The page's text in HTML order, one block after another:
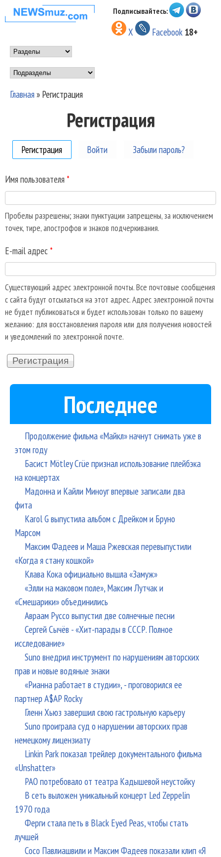
Перейти к основному
содержанию
НОВОСТИ
МУЗЫКИ И
ШОУ БИЗНЕСА
NEWSMUZ.COM
Подписывайтесь:
X Facebook 18+
Main menu
Подразделы
Главная» Регистрация
Регистрация
Регистрация (активная вкладка)
Войти Забыли пароль?
Имя пользователя *
Пробелы разрешены; знаки пунктуации запрещены, за исключением
точек, тире, апострофов и знаков подчеркивания.
E-mail адрес *
Существующий адрес электронной почты. Все почтовые сообщения
с сайта будут отсылаться на этот адрес. Адрес электронной почты
не будет публиковаться и будет использован только по вашему
желанию: для восстановления пароля или для получения новостей
и уведомлений по электронной почте.
Последнее
Продолжение фильма «Майкл» начнут снимать уже в
этом году
Басист Mötley Crüe признал использование плейбэка
на концертах
Мадонна и Кайли Миноуг впервые записали два
фита
Karol G выпустила альбом с Дрейком и Бруно
Марсом
Максим Фадеев и Маша Ржевская перевыпустили
«Когда я стану кошкой»
Клава Кока официально вышла «Замуж»
«Элли на маковом поле», Максим Лутчак и
«Смешарики» объединились
Авраам Руссо выпустил две солнечные песни
Сергей Сычёв - «Хит-парады в СССР. Полное
исследование»
Suno внедрил инструмент по нарушениям авторских
прав и новые водяные знаки
«Рианна работает в студии», - проговорился ее
партнер A$AP Rocky
Гленн Хьюз завершил свою гастрольную карьеру
Suno проиграла суд о нарушении авторских прав
немецкому лицензиату
Linkin Park показал трейлер документального фильма
«Unshatter»
РАО потребовало от театра Кадышевой неустойку
В сеть выложен уникальный концерт Led Zeppelin
1970 года
Ферги стала петь в Black Eyed Peas, чтобы стать
лучшей
Сосо Павлиашвили и Максим Фадеев показали клип «Я